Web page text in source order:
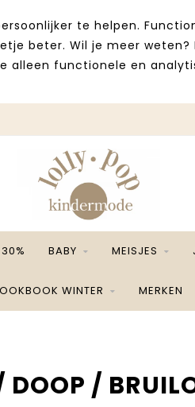
te helpen.
beter. Wil je meer weten?
alleen functionele en
BABY MEISJES
WINTER MERKEN
/